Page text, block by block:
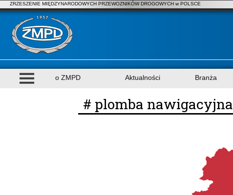
ZRZESZENIE MIĘDZYNARODOWYCH PRZEWOZNIKÓW DROGOWYCH w POLSCE
o ZMPD Aktualności Branża
# plomba nawigacyjna